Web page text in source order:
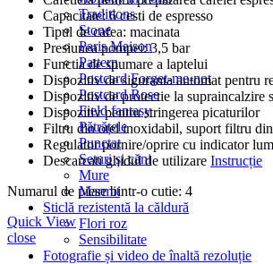
Traditions
Stone
Paris Maison
Pattern
Postcard Forget-me-not
Postcard Rose
Field fantasy
Pătrățele
Punctat
Seturi și căni
Mure
Marmit
Sticlă rezistentă la căldură
Flori roz
Sensibilitate
Fotografie și video de înaltă rezoluție
Capacitate: 6 cesti de espresso
Tipul de cafea: macinata
Presiunea pompei: 3,5 bar
Functia de spumare a laptelui
Dispozitiv de siguranta automat pentru
Dispozitiv de protectie la supraincalzire
Dispozitiv pentru stringerea picaturilor
Filtru din otel inoxidabil, suport filtru
Regulator pornire/oprire cu indicator
Descarcati ghidul de utilizare Instrucție
Numarul de piese bintr-o cutie: 4
Quick View
close